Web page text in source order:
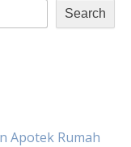
Search
Apotek Rumah